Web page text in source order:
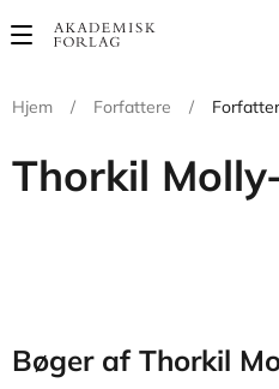
Main
Hjem
/ Forfattere / Forfatter
Thorkil
Bøger af Thorkil